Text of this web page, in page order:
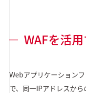
WAFを活
Webアプリケーション
で、同一IPアドレスか